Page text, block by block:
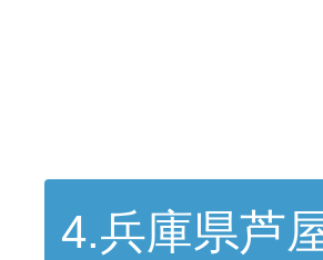
4.兵庫県芦